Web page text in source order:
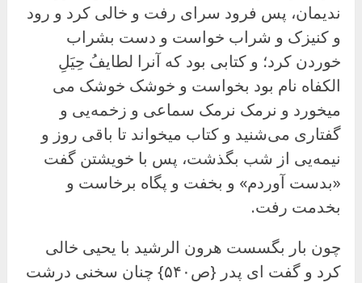
ندیمان، پس فرود سرای رفت و خالی کرد و رود
و کنیزک و شراب خواست و دست بشراب
خوردن کرد؛ و کتابی بود که آنرا لطایفُ حِیَلِ
الکفاه نام بود بخواست و خوشک خوشک می
میخورد و نرمک نرمک سماعی و زخمهیی و
گفتاری می‌شنید و کتاب میخواند تا باقی روز و
نیمه‌یی از شب بگذشت، پس با خویشتن گفت
«بدست آوردم» و بخفت و پگاه برخاست و
بخدمت رفت.
چون بار بگسست هرون الرشید با یحیی خالی
کرد و گفت ای پدر {ص۵۴۰} چنان سخنی درشت